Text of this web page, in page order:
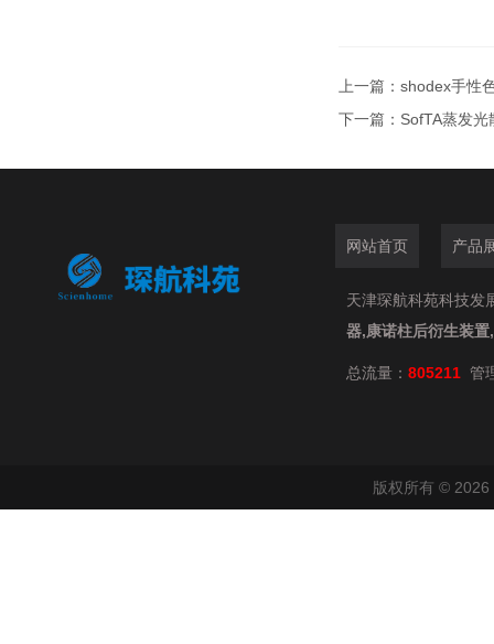
上一篇： shodex手性
下一篇： SofTA蒸发
网站首页 产品
天津琛航科苑科技发
器,康诺柱后衍生装
总流量： 805211 管
版权所有 ©